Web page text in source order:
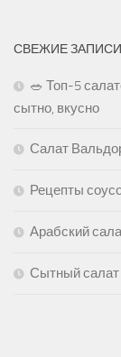
СВЕЖИЕ ЗАПИСИ
🥗 Топ-5
сытно, вкусно
Салат
Рецепты
Арабский
Сытный салат